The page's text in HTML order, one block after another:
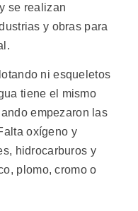
se realizan
y obras para
ni esqueletos
tiene el mismo
empezaron las
oxígeno y
hidrocarburos y
plomo, cromo o